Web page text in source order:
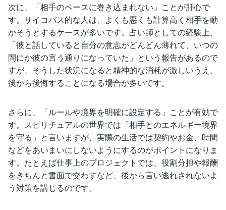
次に、「相手のペースに巻き込まれない」ことが肝心で
す。サイコパス的な人は、よくも悪くも計算高く相手を動
かそうとするケースが多いです。占い師としての経験上、
「彼と話していると自分の意志がどんどん薄れて、いつの
間にか彼の言う通りになっていた」という報告があるので
すが、そうした状況になると精神的な消耗が激しいうえ、
後から後悔することになる場合が多いです。
さらに、「ルールや境界を明確に設定する」ことが有効で
す。スピリチュアルの世界では「相手とのエネルギー境界
を守る」と言いますが、実際の生活では契約やお金、時間
などをあいまいにしないようにするのがポイントになりま
す。たとえば仕事上のプロジェクトでは、役割分担や報酬
をきちんと書面で交わすなど、後から言い逃れされないよ
う対策を講じるのです。